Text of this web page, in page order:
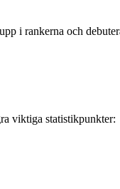
i rankerna och
viktiga statistikpunkter: